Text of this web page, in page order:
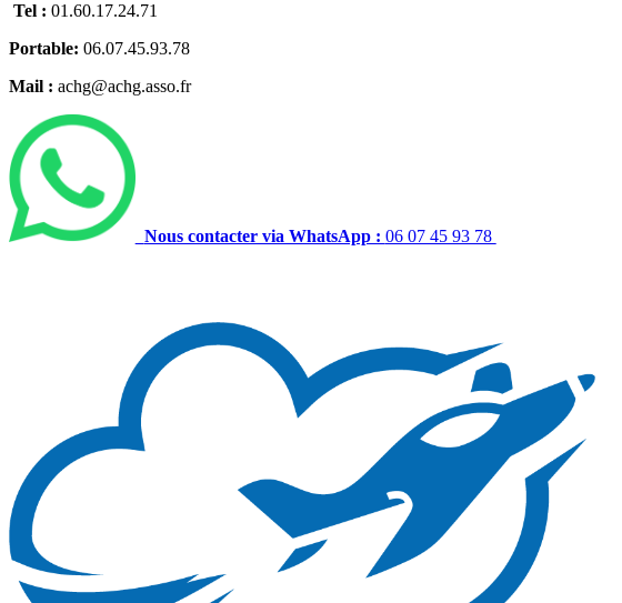
Tel : 01.60.17.24.71
Portable: 06.07.45.93.78
Mail : achg@achg.asso.fr
Nous contacter via WhatsApp : 06 07 45 93 78